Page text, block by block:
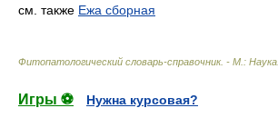
см. также Ежа сборная
Фитопатологический словарь-справочник. - М.: Наука
Игры ⚽
Нужна курсовая?